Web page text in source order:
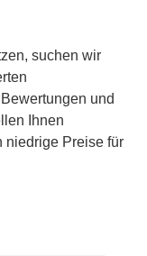
suchen wir
und
Ihnen
niedrige Preise für